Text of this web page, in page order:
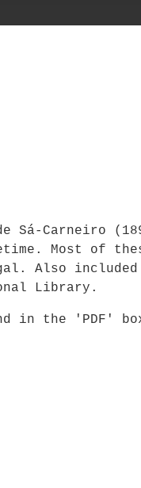
Carneiro
Most of
Also
Library.
in the 'PDF'